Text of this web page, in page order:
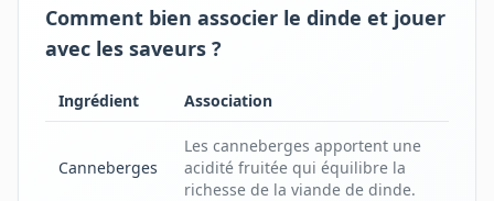
Comment bien associer le dinde et jouer
avec les saveurs ?
Ingrédient Association
Canneberges
Les canneberges apportent une
acidité fruitée qui équilibre la
richesse de la viande de dinde.